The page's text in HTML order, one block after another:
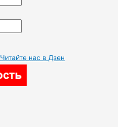
Читайте нас в Дзен